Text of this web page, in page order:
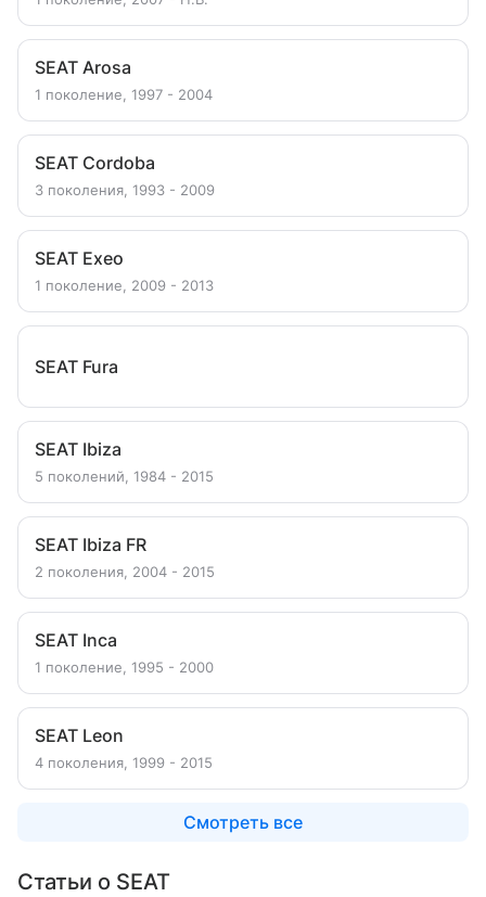
SEAT Arosa
1 поколение, 1997 - 2004
SEAT Cordoba
3 поколения, 1993 - 2009
SEAT Exeo
1 поколение, 2009 - 2013
SEAT Fura
SEAT Ibiza
5 поколений, 1984 - 2015
SEAT Ibiza FR
2 поколения, 2004 - 2015
SEAT Inca
1 поколение, 1995 - 2000
SEAT Leon
4 поколения, 1999 - 2015
Смотреть все
Статьи о SEAT